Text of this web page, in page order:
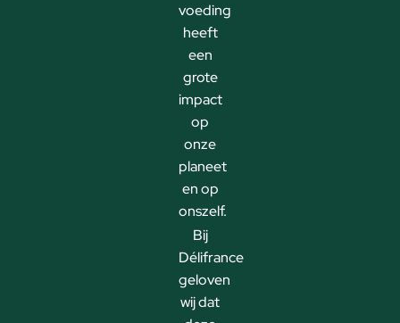
voeding
heeft
een
grote
impact
op
onze
planeet
en op
onszelf.
Bij
Délifrance
geloven
wij dat